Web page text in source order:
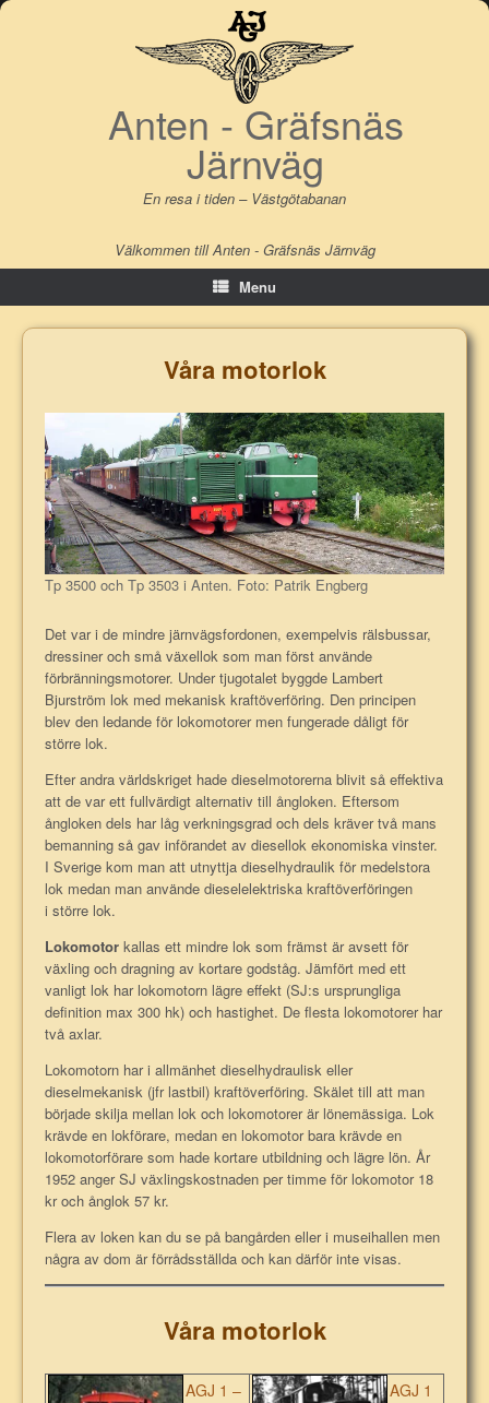
Skip
Anten - Gräfsnäs
Järnväg
En resa i tiden – Västgötabanan
Välkommen till Anten - Gräfsnäs Järnväg
Menu
Våra motorlok
Tp 3500 och Tp 3503 i Anten. Foto: Patrik Engberg
Det var i de mindre järnvägsfordonen, exempelvis rälsbussar,
dressiner och små växellok som man först använde
förbränningsmotorer. Under tjugotalet byggde Lambert
Bjurström lok med mekanisk kraftöverföring. Den principen
blev den ledande för lokomotorer men fungerade dåligt för
större lok.
Efter andra världskriget hade dieselmotorerna blivit så effektiva
att de var ett fullvärdigt alternativ till ångloken. Eftersom
ångloken dels har låg verkningsgrad och dels kräver två mans
bemanning så gav införandet av diesellok ekonomiska vinster.
I Sverige kom man att utnyttja dieselhydraulik för medelstora
lok medan man använde dieselelektriska kraftöverföringen
i större lok.
Lokomotor kallas ett mindre lok som främst är avsett för
växling och dragning av kortare godståg. Jämfört med ett
vanligt lok har lokomotorn lägre effekt (SJ:s ursprungliga
definition max 300 hk) och hastighet. De flesta lokomotorer har
två axlar.
Lokomotorn har i allmänhet dieselhydraulisk eller
dieselmekanisk (jfr lastbil) kraftöverföring. Skälet till att man
började skilja mellan lok och lokomotorer är lönemässiga. Lok
krävde en lokförare, medan en lokomotor bara krävde en
lokomotorförare som hade kortare utbildning och lägre lön. År
1952 anger SJ växlingskostnaden per timme för lokomotor 18
kr och ånglok 57 kr.
Flera av loken kan du se på bangården eller i museihallen men
några av dom är förrådsställda och kan därför inte visas.
Våra motorlok
AGJ 1 –
AGJ 1